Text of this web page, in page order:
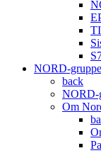
NORD-
back
NORD-
Om